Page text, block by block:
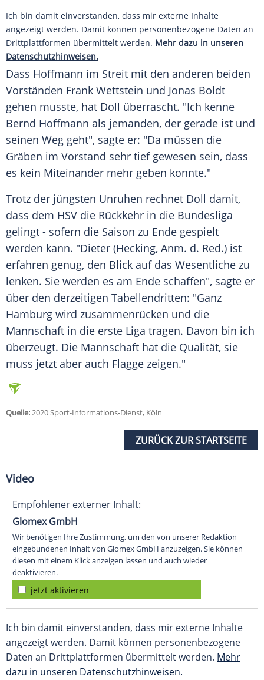
Ich bin damit einverstanden, dass mir externe Inhalte
angezeigt werden. Damit können personenbezogene Daten an
Drittplattformen übermittelt werden. Mehr dazu in unseren
Datenschutzhinweisen.
Dass Hoffmann im Streit mit den anderen beiden
Vorständen Frank Wettstein und Jonas Boldt
gehen musste, hat Doll überrascht. "Ich kenne
Bernd Hoffmann als jemanden, der gerade ist und
seinen Weg geht", sagte er: "Da müssen die
Gräben im Vorstand sehr tief gewesen sein, dass
es kein Miteinander mehr geben konnte."
Trotz der jüngsten Unruhen rechnet Doll damit,
dass dem HSV die Rückkehr in die Bundesliga
gelingt - sofern die Saison zu Ende gespielt
werden kann. "Dieter (Hecking, Anm. d. Red.) ist
erfahren genug, den Blick auf das Wesentliche zu
lenken. Sie werden es am Ende schaffen", sagte er
über den derzeitigen Tabellendritten: "Ganz
Hamburg wird zusammenrücken und die
Mannschaft in die erste Liga tragen. Davon bin ich
überzeugt. Die Mannschaft hat die Qualität, sie
muss jetzt aber auch Flagge zeigen."
Quelle:2020 Sport-Informations-Dienst, Köln
ZURÜCK ZUR STARTSEITE
Video
Empfohlener externer Inhalt:
Glomex GmbH
Wir benötigen Ihre Zustimmung, um den von unserer Redaktion
eingebundenen Inhalt von Glomex GmbH anzuzeigen. Sie können
diesen mit einem Klick anzeigen lassen und auch wieder
deaktivieren.
jetzt aktivieren
Ich bin damit einverstanden, dass mir externe Inhalte
angezeigt werden. Damit können personenbezogene
Daten an Drittplattformen übermittelt werden. Mehr
dazu in unseren Datenschutzhinweisen.